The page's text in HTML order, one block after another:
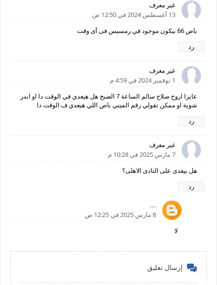
غير معرف
13 أغسطس 2024 في 12:50 ص
باص 66 بيكون موجود في رمسيس فى أى وقت
رد
غير معرف
1 نوفمبر 2024 في 4:59 م
عايزا اروح صلاح سالم الساعة 7 الصبح هل هيعدي في الوقت دا او ابدر
شوية او ممكن تقولي رقم الميني باص اللي هيعدي ف الوقت دا
رد
غير معرف
7 مارس 2025 في 10:28 م
هل بيعدى على النادى الاهلى؟
رد
....
8 مارس 2025 في 12:25 ص
لا
إرسال تعليق